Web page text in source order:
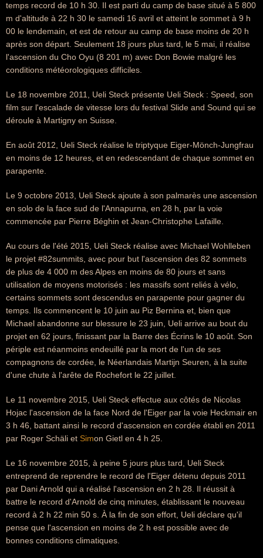
temps record de 10 h 30. Il est parti du camp de base situé à 5 800
m d'altitude à 22 h 30 le samedi 16 avril et atteint le sommet à 9 h
00 le lendemain, et est de retour au camp de base moins de 20 h
après son départ. Seulement 18 jours plus tard, le 5 mai, il réalise
l'ascension du Cho Oyu (8 201 m) avec Don Bowie malgré les
conditions météorologiques difficiles.
Le 18 novembre 2011, Ueli Steck présente Ueli Steck : Speed, son
film sur l'escalade de vitesse lors du festival Slide and Sound qui se
déroule à Martigny en Suisse.
En août 2012, Ueli Steck réalise le triptyque Eiger-Mönch-Jungfrau
en moins de 12 heures, et en redescendant de chaque sommet en
parapente.
Le 9 octobre 2013, Ueli Steck ajoute à son palmarès une ascension
en solo de la face sud de l'Annapurna, en 28 h, par la voie
commencée par Pierre Béghin et Jean-Christophe Lafaille.
Au cours de l'été 2015, Ueli Steck réalise avec Michael Wohlleben
le projet #82summits, avec pour but l'ascension des 82 sommets
de plus de 4 000 m des Alpes en moins de 80 jours et sans
utilisation de moyens motorisés : les massifs sont reliés à vélo,
certains sommets sont descendus en parapente pour gagner du
temps. Ils commencent le 10 juin au Piz Bernina et, bien que
Michael abandonne sur blessure le 23 juin, Ueli arrive au bout du
projet en 62 jours, finissant par la Barre des Écrins le 10 août. Son
périple est néanmoins endeuillé par la mort de l'un de ses
compagnons de cordée, le Néerlandais Martijn Seuren, à la suite
d'une chute à l'arête de Rochefort le 22 juillet.
Le 11 novembre 2015, Ueli Steck effectue aux côtés de Nicolas
Hojac l'ascension de la face Nord de l'Eiger par la voie Heckmair en
3 h 46, battant ainsi le record d'ascension en cordée établi en 2011
par Roger Schäli et Simon Gietl en 4 h 25.
Le 16 novembre 2015, à peine 5 jours plus tard, Ueli Steck
entreprend de reprendre le record de l'Eiger détenu depuis 2011
par Dani Arnold qui a réalisé l'ascension en 2 h 28. Il réussit à
battre le record d'Arnold de cinq minutes, établissant le nouveau
record à 2 h 22 min 50 s. À la fin de son effort, Ueli déclare qu'il
pense que l'ascension en moins de 2 h est possible avec de
bonnes conditions climatiques.